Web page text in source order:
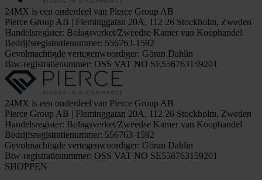
24MX is een onderdeel van Pierce Group AB
Pierce Group AB | Fleminggatan 20A, 112 26 Stockholm, Zweden
Handelsregister: Bolagsverket/Zweedse Kamer van Koophandel
Bedrijfsregistratienummer: 556763-1592
Gevolmachtigde vertegenwoordiger: Göran Dahlin
Btw-registratienummer: OSS VAT NO SE556763159201
24MX is een onderdeel van Pierce Group AB
Pierce Group AB | Fleminggatan 20A, 112 26 Stockholm, Zweden
Handelsregister: Bolagsverket/Zweedse Kamer van Koophandel
Bedrijfsregistratienummer: 556763-1592
Gevolmachtigde vertegenwoordiger: Göran Dahlin
Btw-registratienummer: OSS VAT NO SE556763159201
SHOPPEN